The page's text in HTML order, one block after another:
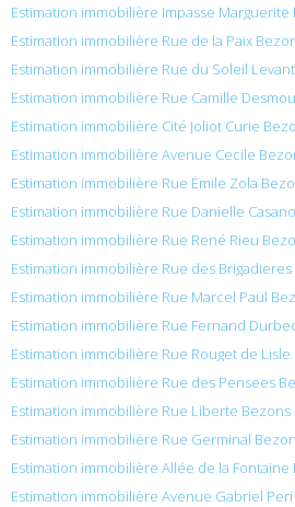
Estimation immobilière Impasse Marguerite
Estimation immobilière Rue de la Paix
Estimation immobilière Rue du Soleil
Estimation immobilière Rue Camille
Estimation immobilière Cité Joliot Curie
Estimation immobilière Avenue Cecile
Estimation immobilière Rue Émile Zola
Estimation immobilière Rue Danielle
Estimation immobilière Rue René Rieu
Estimation immobilière Rue des
Estimation immobilière Rue Marcel Paul
Estimation immobilière Rue Fernand
Estimation immobilière Rue Rouget de Lisle
Estimation immobilière Rue des Pensees
Estimation immobilière Rue Liberte Bezons
Estimation immobilière Rue Germinal
Estimation immobilière Allée de la Fontaine
Estimation immobilière Avenue Gabriel